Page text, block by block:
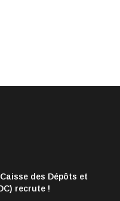
des Dépôts et
recrute !